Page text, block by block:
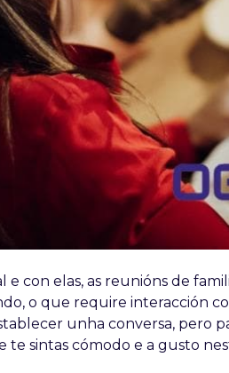
e con elas, as reunións de
o que require interacción
unha conversa, pero
sintas cómodo e a gusto